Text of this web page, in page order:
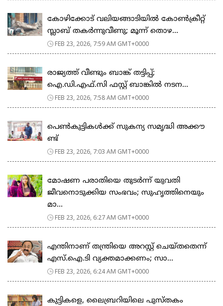
കോഴിക്കോട് വലിയങ്ങാടിയിൽ കോൺക്രീറ്റ്
സ്ലാബ് തകർന്നുവീണു; മൂന്ന് തൊഴ...
FEB 23, 2026, 7:59 AM GMT+0000
രാജ്യത്ത് വീണ്ടും ബാങ്ക് തട്ടിപ്പ്;
ഐ.ഡി.എഫ്.സി ഫസ്റ്റ് ബാങ്കിൽ നടന...
FEB 23, 2026, 7:58 AM GMT+0000
പെ​ൺ​കു​ട്ടി​ക​ൾ​ക്ക് സു​ക​ന്യ സ​മൃ​ദ്ധി അ​ക്കൗ​
ണ്ട്
FEB 23, 2026, 7:03 AM GMT+0000
മോഷണ പരാതിയെ തുടര്‍ന്ന് യുവതി
ജീവനൊടുക്കിയ സംഭവം; സുഹൃത്തിനെയും
മാ...
FEB 23, 2026, 6:27 AM GMT+0000
എന്തിനാണ് തന്ത്രിയെ അറസ്റ്റ് ചെയ്തതെന്ന്
എസ്.ഐ.ടി വ്യക്തമാക്കണം; സാ...
FEB 23, 2026, 6:24 AM GMT+0000
കുട്ടികളെ, ലൈബ്രറിയിലെ പുസ്തകം